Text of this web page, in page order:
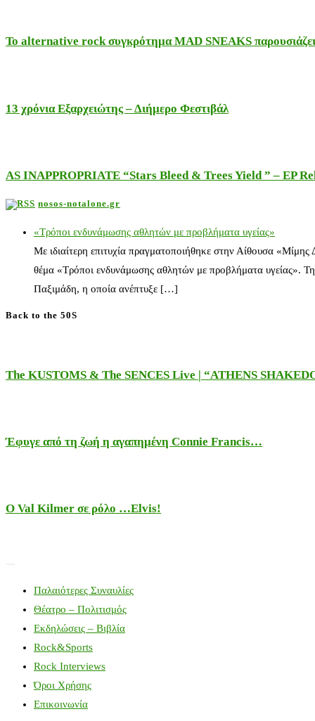
Το alternative rock συγκρότημα MAD SNEAKS
13 χρόνια Εξαρχειώτης – Διήμερο Φεστιβάλ
AS INAPPROPRIATE “Stars Bleed & Trees Yield ” – EP
nosos-notalone.gr
«Τρόποι ενδυνάμωσης αθλητών με προβλήματα υγείας»
Με ιδιαίτερη επιτυχία πραγματοποιήθηκε στην Αίθουσα
θέμα «Τρόποι ενδυνάμωσης αθλητών με προβλήματα υγείας».
Παξιμάδη, η οποία ανέπτυξε […]
Back to the 50S
The KUSTOMS & The SENCES Live | “ATHENS
Έφυγε από τη ζωή η αγαπημένη Connie Francis…
Ο Val Kilmer σε ρόλο …Elvis!
Παλαιότερες Συναυλίες
Θέατρο – Πολιτισμός
Εκδηλώσεις – Βιβλία
Rock&Sports
Rock Interviews
Όροι Χρήσης
Επικοινωνία